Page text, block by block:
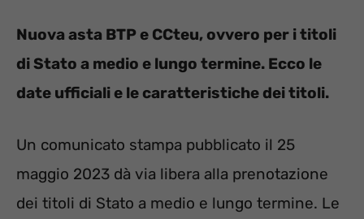
Nuova asta BTP e CCteu, ovvero per i titoli
di Stato a medio e lungo termine. Ecco le
date ufficiali e le caratteristiche dei titoli.
Un comunicato stampa pubblicato il 25
maggio 2023 dà via libera alla prenotazione
dei titoli di Stato a medio e lungo termine. Le